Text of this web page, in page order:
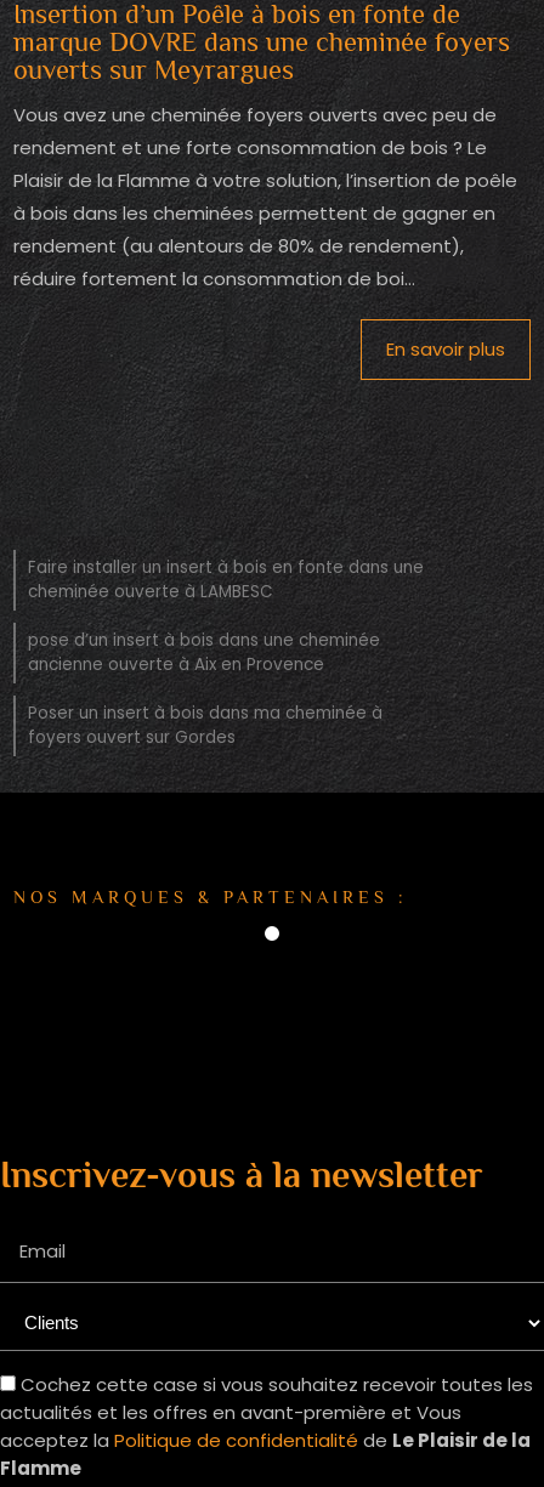
Insertion d’un Poêle à bois en fonte de
marque DOVRE dans une cheminée foyers
ouverts sur Meyrargues
Vous avez une cheminée foyers ouverts avec peu de
rendement et une forte consommation de bois ? Le
Plaisir de la Flamme à votre solution, l’insertion de poêle
à bois dans les cheminées permettent de gagner en
rendement (au alentours de 80% de rendement),
réduire fortement la consommation de boi...
En savoir plus
Faire installer un insert à bois en fonte dans une
cheminée ouverte à LAMBESC
pose d’un insert à bois dans une cheminée
ancienne ouverte à Aix en Provence
Poser un insert à bois dans ma cheminée à
foyers ouvert sur Gordes
NOS MARQUES & PARTENAIRES :
Inscrivez-vous à la newsletter
Email
Cochez cette case si vous souhaitez recevoir toutes les
actualités et les offres en avant-première et Vous
acceptez la Politique de confidentialité de Le Plaisir de la
Flamme